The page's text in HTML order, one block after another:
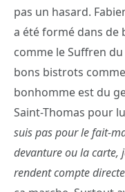
pas un hasard.
a été formé dans de
comme le Suffren
bons bistrots
bonhomme est du
Saint-Thomas pour
suis pas pour le fait-
devanture ou la carte,
rendent compte